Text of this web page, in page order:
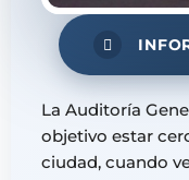
La Auditoría
objetivo estar
ciudad, cuando